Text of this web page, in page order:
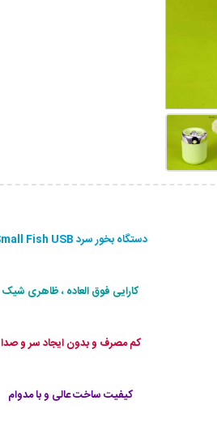
دستگاه بخور سرد Small Fish USB
کارایی فوق العاده ، ظاهری شیک
کم مصرف و بدون ایجاد سر و صدا
کیفیت ساخت عالی و با مدوام